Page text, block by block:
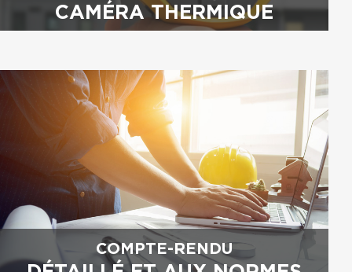
CAMÉRA THERMIQUE
COMPTE-RENDU